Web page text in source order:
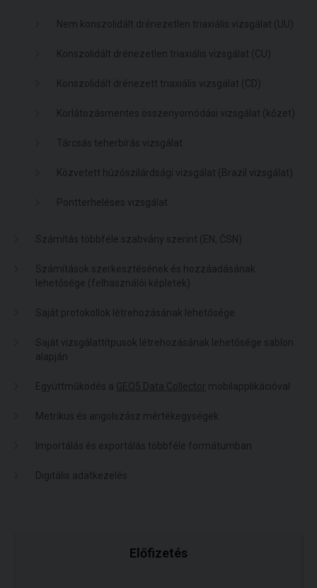
Nem konszolidált drénezetlen triaxiális vizsgálat (UU)
Konszolidált drénezetlen triaxiális vizsgálat (CU)
Konszolidált drénezett triaxiális vizsgálat (CD)
Korlátozásmentes összenyomódási vizsgálat (kőzet)
Tárcsás teherbírás vizsgálat
Közvetett húzószilárdsági vizsgálat (Brazil vizsgálat)
Pontterheléses vizsgálat
Számítás többféle szabvány szerint (EN, ČSN)
Számítások szerkesztésének és hozzáadásának
lehetősége (felhasználói képletek)
Saját protokollok létrehozásának lehetősége
Saját vizsgálattítpusok létrehozásának lehetősége sablon
alapján
Együttműködés a GEO5 Data Collector mobilapplikációval
Metrikus és angolszász mértékegységek
Importálás és exportálás többféle formátumban
Digitális adatkezelés
Előfizetés